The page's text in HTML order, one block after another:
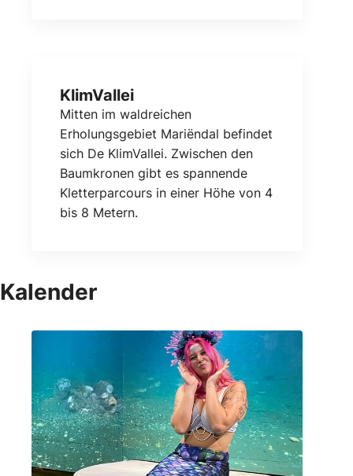
KlimVallei
Mitten im waldreichen
Erholungsgebiet Mariëndal befindet
sich De KlimVallei. Zwischen den
Baumkronen gibt es spannende
Kletterparcours in einer Höhe von 4
bis 8 Metern.
Kalender